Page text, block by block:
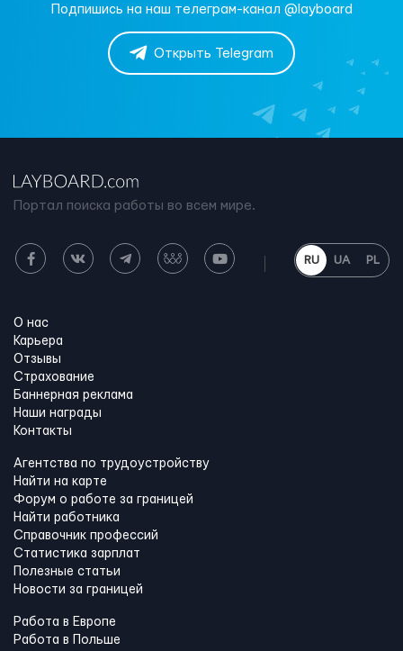
Подпишись на наш телеграм-канал @layboard
Открыть Telegram
Портал поиска работы во всем мире.
RU UA PL
О нас
Карьера
Отзывы
Страхование
Баннерная реклама
Наши награды
Контакты
Агентства по трудоустройству
Найти на карте
Форум о работе за границей
Найти работника
Справочник профессий
Статистика зарплат
Полезные статьи
Новости за границей
Работа в Европе
Работа в Польше